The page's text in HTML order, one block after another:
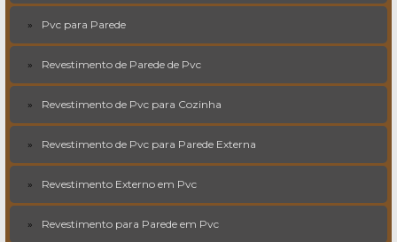
Pvc para Parede
Revestimento de Parede de Pvc
Revestimento de Pvc para Cozinha
Revestimento de Pvc para Parede Externa
Revestimento Externo em Pvc
Revestimento para Parede em Pvc